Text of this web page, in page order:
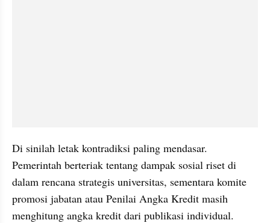
Di sinilah letak kontradiksi paling mendasar.
Pemerintah berteriak tentang dampak sosial riset di
dalam rencana strategis universitas, sementara komite
promosi jabatan atau Penilai Angka Kredit masih
menghitung angka kredit dari publikasi individual.